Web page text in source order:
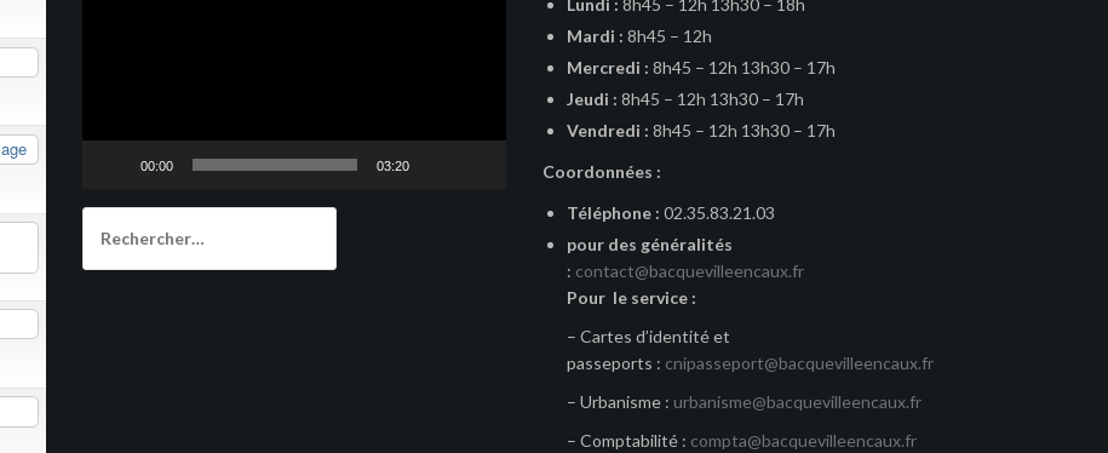
00:00 03:20
Lundi : 8h45 – 12h 13h30 – 18h
Mardi : 8h45 – 12h
Mercredi : 8h45 – 12h 13h30 – 17h
Jeudi : 8h45 – 12h 13h30 – 17h
Vendredi : 8h45 – 12h 13h30 – 17h
Coordonnées :
Téléphone : 02.35.83.21.03
pour des généralités
: contact@bacquevilleencaux.fr
Pour le service :
– Cartes d’identité et
passeports : cnipasseport@bacquevilleencaux.fr
– Urbanisme : urbanisme@bacquevilleencaux.fr
– Comptabilité : compta@bacquevilleencaux.fr